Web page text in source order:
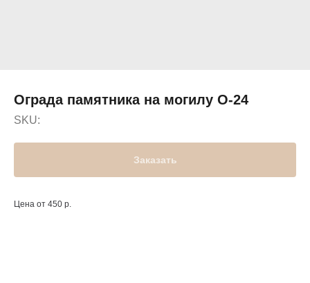
Ограда памятника на могилу О-24
SKU:
Заказать
Цена от 450 р.